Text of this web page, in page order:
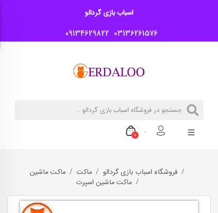
اسباب بازی گردالو
03136261576
09134629822
0
فروشگاه اسباب بازی گردالو ماکت
ماکت ماشین
ماکت ماشین اسپرت